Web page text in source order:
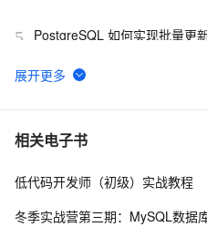
5 PostgreSQL 如何实现批量更
6 MongoDB Sharded cluster架构
7 Redis Stream——作为消息队
8 在Docker上玩转PostgreSQL --
相关电子书
低代码开发师（初级）实战教程
冬季实战营第三期：MySQL数据